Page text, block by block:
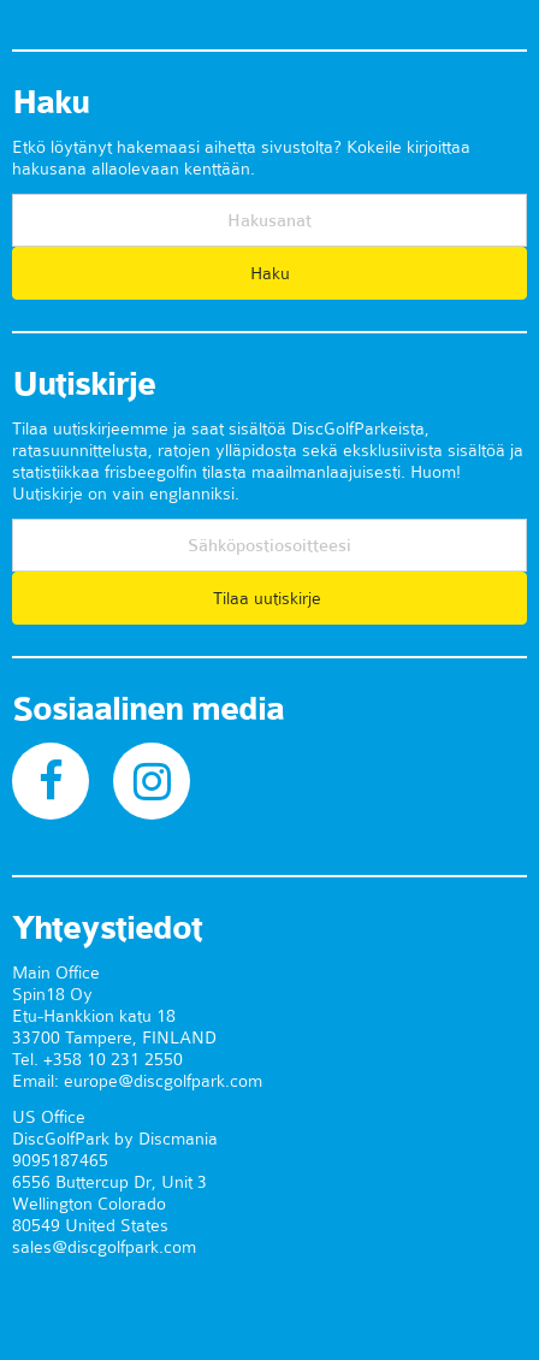
Haku
Etkö löytänyt hakemaasi aihetta sivustolta? Kokeile kirjoittaa
hakusana allaolevaan kenttään.
Uutiskirje
Tilaa uutiskirjeemme ja saat sisältöä DiscGolfParkeista,
ratasuunnittelusta, ratojen ylläpidosta sekä eksklusiivista sisältöä ja
statistiikkaa frisbeegolfin tilasta maailmanlaajuisesti. Huom!
Uutiskirje on vain englanniksi.
Tilaa uutiskirje
Sosiaalinen media
Yhteystiedot
Main Office
Spin18 Oy
Etu-Hankkion katu 18
33700 Tampere, FINLAND
Tel. +358 10 231 2550
Email: europe@discgolfpark.com
US Office
DiscGolfPark by Discmania
9095187465
6556 Buttercup Dr, Unit 3
Wellington Colorado
80549 United States
sales@discgolfpark.com